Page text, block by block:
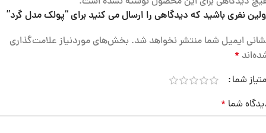
نفری باشید که دیدگاهی را ارسال می کنید برای “پولک مدل گرد”
ایمیل شما منتشر نخواهد شد. بخش‌های موردنیاز علامت‌گذاری
*
شما
شما *